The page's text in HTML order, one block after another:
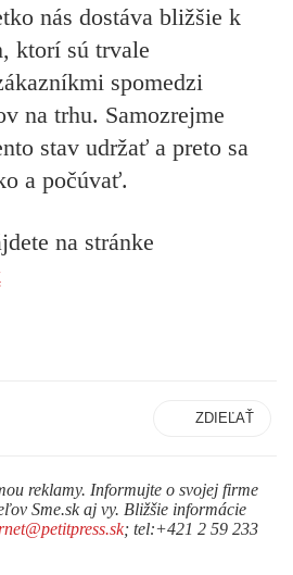
nás dostáva bližšie k
ktorí sú trvale
spomedzi
na trhu. Samozrejme
stav udržať a preto sa
a počúvať.
na stránke
ZDIEĽAŤ
reklamy. Informujte o svojej firme
Sme.sk aj vy. Bližšie informácie
; tel:+421 2 59 233